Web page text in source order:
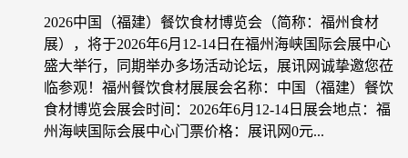
2026中国（福建）餐饮食材博览会（简称：福州食材
展），将于2026年6月12-14日在福州海峡国际会展中心
盛大举行，同期举办多场活动论坛，展讯网诚挚邀您莅
临参观！福州餐饮食材展展会名称：中国（福建）餐饮
食材博览会展会时间：2026年6月12-14日展会地点：福
州海峡国际会展中心门票价格：展讯网0元...